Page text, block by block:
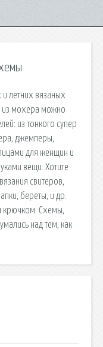
летних вязаных
из мохера можно
из тонкого супер
джемперы,
для женщин и
вещи. Хотите
свитеров,
береты, и др.
крючком. Схемы,
над тем, как